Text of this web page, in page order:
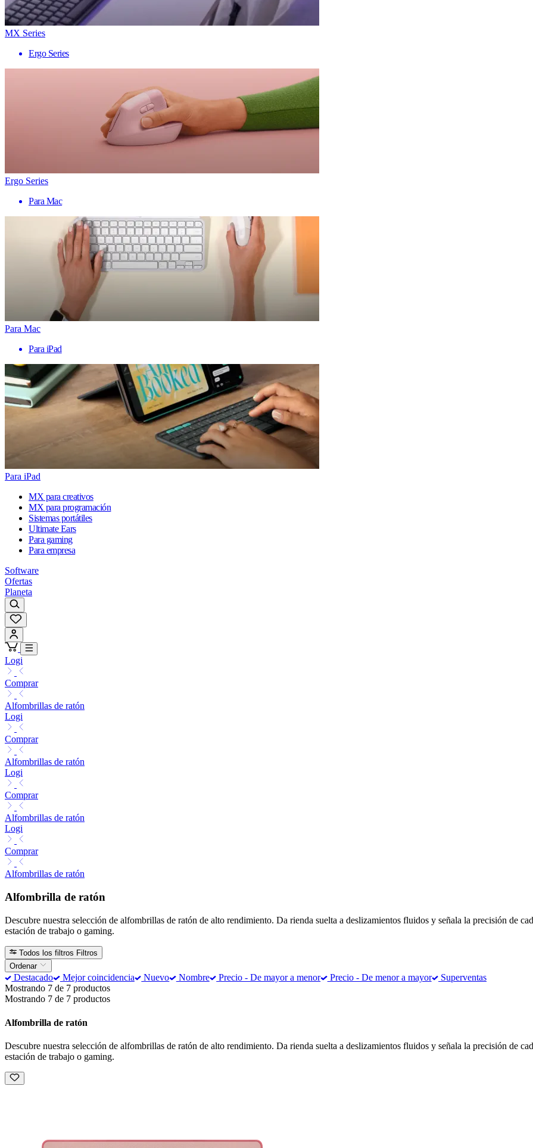
MX Series
Ergo Series
Ergo Series
Para Mac
Para Mac
Para iPad
Para iPad
MX para creativos
MX para programación
Sistemas portátiles
Ultimate Ears
Para gaming
Para empresa
Software
Ofertas
Planeta
Logi
Comprar
Alfombrillas de ratón
Logi
Comprar
Alfombrillas de ratón
Logi
Comprar
Alfombrillas de ratón
Logi
Comprar
Alfombrillas de ratón
Alfombrilla de ratón
Descubre nuestra selección de alfombrillas de ratón de alto rendimiento. Da rienda suelta a deslizamientos fluidos y señala la precisión de
estación de trabajo o gaming.
Todos los filtros Filtros
Ordenar
Destacado Mejor coincidencia Nuevo Nombre Precio - De mayor a menor Precio - De menor a mayor
Superventas
Mostrando 7 de 7 productos
Mostrando 7 de 7 productos
Alfombrilla de ratón
Descubre nuestra selección de alfombrillas de ratón de alto rendimiento. Da rienda suelta a deslizamientos fluidos y señala la precisión de
estación de trabajo o gaming.